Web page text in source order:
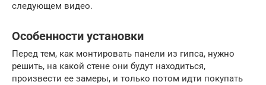
следующем видео.
Особенности установки
Перед тем, как монтировать панели из гипса, нужно
решить, на какой стене они будут находиться,
произвести ее замеры, и только потом идти покупать